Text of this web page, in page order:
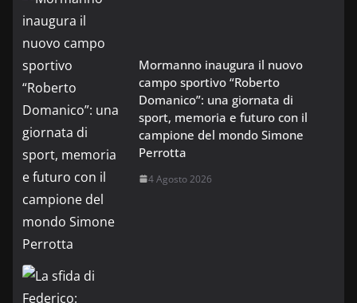
Mormanno inaugura il nuovo
campo sportivo “Roberto
Domanico”: una giornata di
sport, memoria e futuro con il
campione del mondo Simone
Perrotta
4 Agosto 2026